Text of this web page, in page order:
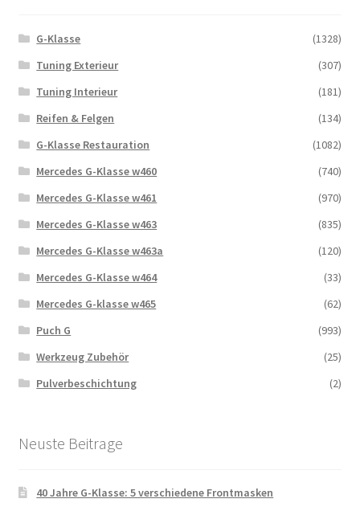
G-Klasse
(1328)
Tuning Exterieur
(307)
Tuning Interieur
(181)
Reifen & Felgen
(134)
G-Klasse Restauration
(1082)
Mercedes G-Klasse w460
(740)
Mercedes G-Klasse w461
(970)
Mercedes G-Klasse w463
(835)
Mercedes G-Klasse w463a
(120)
Mercedes G-Klasse w464
(33)
Mercedes G-klasse w465
(62)
Puch G
(993)
Werkzeug Zubehör
(25)
Pulverbeschichtung
(2)
Neuste Beitrage
40 Jahre G-Klasse: 5 verschiedene Frontmasken